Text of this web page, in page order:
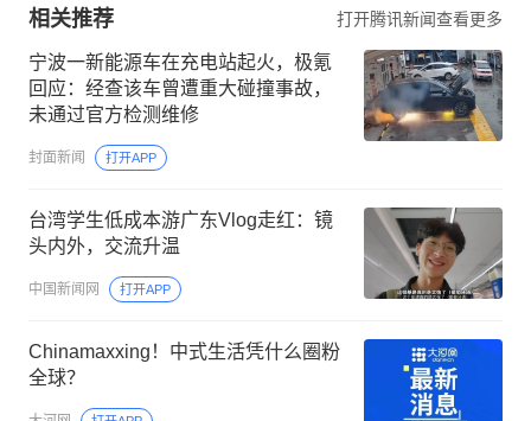
相关推荐 打开腾讯新闻查看更多
宁波一新能源车在充电站起火，极氪
回应：经查该车曾遭重大碰撞事故，
未通过官方检测维修
封面新闻 打开APP
台湾学生低成本游广东Vlog走红：镜
头内外，交流升温
中国新闻网 打开APP
Chinamaxxing！中式生活凭什么圈粉
全球？